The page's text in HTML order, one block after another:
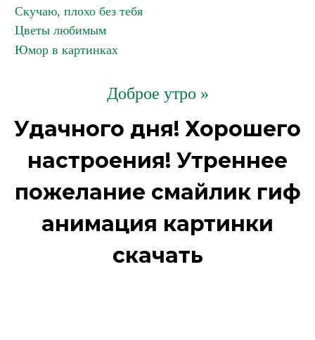
Скучаю, плохо без тебя
Цветы любимым
Юмор в картинках
Доброе утро »
Удачного дня! Хорошего
настроения! Утреннее
пожелание смайлик гиф
анимация картинки
скачать